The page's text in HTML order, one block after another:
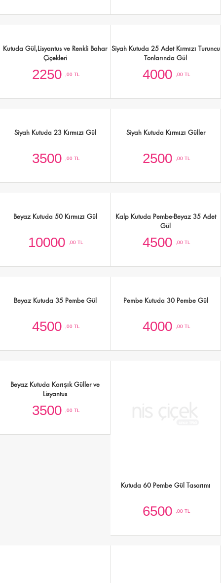
Kutuda Gül,Lisyantus ve Renkli Bahar
Çiçekleri
2250 ,00 TL
Siyah Kutuda 25 Adet Kırmızı Turuncu
Tonlarında Gül
4000 ,00 TL
Siyah Kutuda 23 Kırmızı Gül
3500 ,00 TL
Siyah Kutuda Kırmızı Güller
2500 ,00 TL
Beyaz Kutuda 50 Kırmızı Gül
10000 ,00 TL
Kalp Kutuda Pembe-Beyaz 35 Adet
Gül
4500 ,00 TL
Beyaz Kutuda 35 Pembe Gül
4500 ,00 TL
Pembe Kutuda 30 Pembe Gül
4000 ,00 TL
Beyaz Kutuda Karışık Güller ve
Lisyantus
3500 ,00 TL